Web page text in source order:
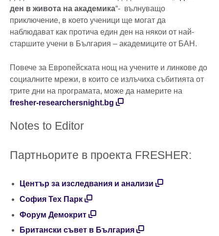
ден в живота на академика“- вълнуващо
приключение, в което ученици ще могат да
наблюдават как протича един ден на някои от най-
старшите учени в България – академиците от БАН.
Повече за Европейската нощ на учените и линкове до
социалните мрежи, в които се излъчиха събитията от
трите дни на програмата, може да намерите на
fresher-researchersnight.bg
Notes to Editor
Партньорите в проекта FRESHER:
Център за изследвания и анализи
София Тех Парк
Форум Демокрит
Британски съвет в България